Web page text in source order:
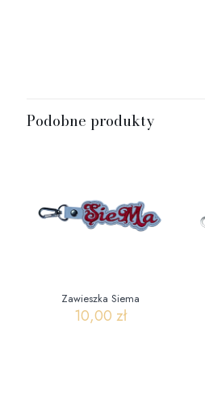
Podobne produkty
Zawieszka Siema
10,00zł